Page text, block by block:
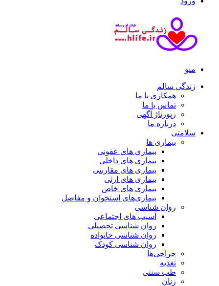
منو
زندگی سالم
همکاری با ما
تماس با ما
رپورتاژ آگهی
درباره ما
سلامتی
بیماری ها
بیماری های عفونی
بیماری های داخلی
بیماری های مقاربتی
بیماری های ارثی
بیماری های خاص
بیماری‌های استخوان و مفاصل
روان شناسی
آسیب های اجتماعی
روان شناسی تحصیلی
روان شناسی خانواده
روان شناسی کودک
جراحی‌ها
تغذیه
طب سنتی
زنان